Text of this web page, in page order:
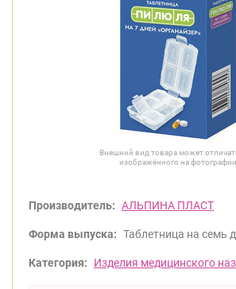
Внешний вид товара может
изображённого на фотографии
Производитель: АЛЬПИНА ПЛАСТ
Форма выпуска: Таблетница на семь
Категория: Изделия медицинского